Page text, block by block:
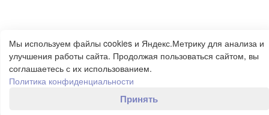
Мы используем файлы cookies и Яндекс.Метрику для анализа и
улучшения работы сайта. Продолжая пользоваться сайтом, вы
соглашаетесь с их использованием.
Политика конфиденциальности
Принять